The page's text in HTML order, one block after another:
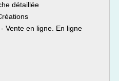
détaillée
Vente en ligne. En ligne